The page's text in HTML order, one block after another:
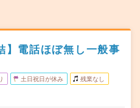
】電話ほぼ無し一般事
土日祝日が休み 残業なし